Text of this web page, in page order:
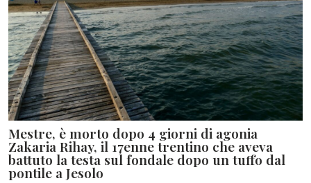
Mestre, è morto dopo 4 giorni di agonia
Zakaria Rihay, il 17enne trentino che aveva
battuto la testa sul fondale dopo un tuffo dal
pontile a Jesolo